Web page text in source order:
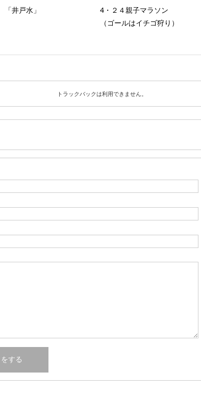
「井戸水」
4・２４親子マラソン
（ゴールはイチゴ狩り）
トラックバックは利用できません。